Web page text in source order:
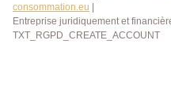
consommation.eu |
Entreprise juridiquement et
TXT_RGPD_CREATE_ACCOUNT